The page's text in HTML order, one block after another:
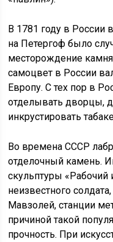
В 1781 году в России
на Петергоф было
месторождение
самоцвет в России
Европу. С тех пор в
отделывать дворцы,
инкрустировать
Во времена СССР
отделочный камень.
скульптуры «Рабочий
неизвестного
Мавзолей, станции
причиной такой
прочность. При